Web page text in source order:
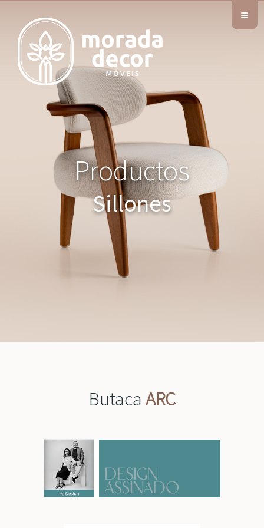
≡
Productos
Sillones
Butaca ARC